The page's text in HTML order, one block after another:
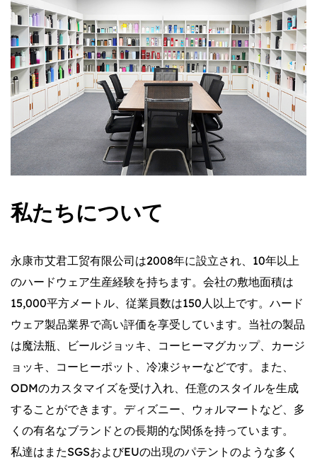
私たちについて
永康市艾君工贸有限公司は2008年に設立され、10年以上
のハードウェア生産経験を持ちます。会社の敷地面積は
15,000平方メートル、従業員数は150人以上です。ハード
ウェア製品業界で高い評価を享受しています。当社の製品
は魔法瓶、ビールジョッキ、コーヒーマグカップ、カージ
ョッキ、コーヒーポット、冷凍ジャーなどです。また、
ODMのカスタマイズを受け入れ、任意のスタイルを生成
することができます。ディズニー、ウォルマートなど、多
くの有名なブランドとの長期的な関係を持っています。
私達はまたSGSおよびEUの出現のパテントのような多く